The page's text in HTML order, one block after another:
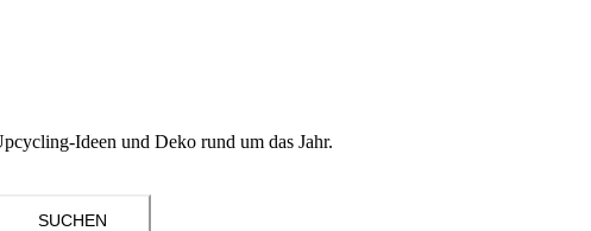
Ideen und Deko rund um das Jahr.